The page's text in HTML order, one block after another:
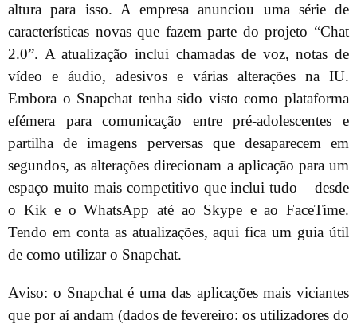
altura para isso. A empresa anunciou uma série de
características novas que fazem parte do projeto “Chat
2.0”. A atualização inclui chamadas de voz, notas de
vídeo e áudio, adesivos e várias alterações na IU.
Embora o Snapchat tenha sido visto como plataforma
efémera para comunicação entre pré-adolescentes e
partilha de imagens perversas que desaparecem em
segundos, as alterações direcionam a aplicação para um
espaço muito mais competitivo que inclui tudo – desde
o Kik e o WhatsApp até ao Skype e ao FaceTime.
Tendo em conta as atualizações, aqui fica um guia útil
de como utilizar o Snapchat.
Aviso: o Snapchat é uma das aplicações mais viciantes
que por aí andam (dados de fevereiro: os utilizadores do